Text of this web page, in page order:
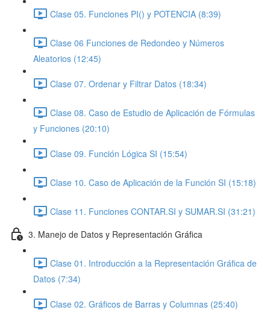
Clase 05. Funciones PI() y POTENCIA (8:39)
Clase 06 Funciones de Redondeo y Números
Aleatorios (12:45)
Clase 07. Ordenar y Filtrar Datos (18:34)
Clase 08. Caso de Estudio de Aplicación de Fórmulas
y Funciones (20:10)
Clase 09. Función Lógica SI (15:54)
Clase 10. Caso de Aplicación de la Función SI (15:18)
Clase 11. Funciones CONTAR.SI y SUMAR.SI (31:21)
3. Manejo de Datos y Representación Gráfica
Clase 01. Introducción a la Representación Gráfica de
Datos (7:34)
Clase 02. Gráficos de Barras y Columnas (25:40)